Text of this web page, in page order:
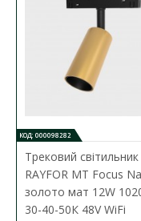
КОД: 000098282
Трековий світильник
RAYFOR MT Focus
золото мат 12W
30-40-50К 48V WiFi